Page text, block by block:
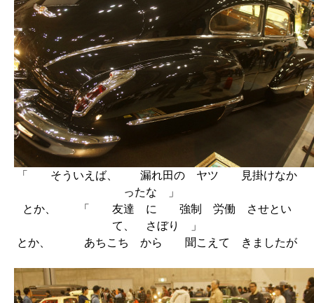
「 そういえば、 漏れ田の ヤツ 見掛けなか
ったな 」
とか、 「 友達 に 強制 労働 させとい
て、 さぼり 」
とか、 あちこち から 聞こえて きましたが